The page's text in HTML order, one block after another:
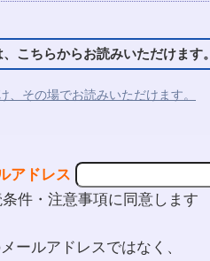
こちらからお読みいただけます。
その場でお読みいただけます。
アドレス
件・注意事項に同意します
ールアドレスではなく、